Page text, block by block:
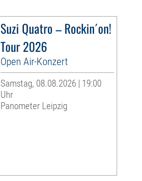
Suzi Quatro – Rockin´on!
Tour 2026
Open Air-Konzert
Samstag, 08.08.2026 | 19:00
Uhr
Panometer Leipzig